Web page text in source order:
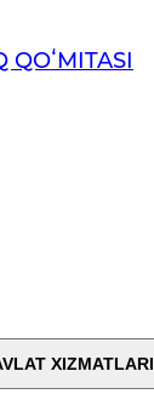
QOʻMITASI
XIZMATLARI